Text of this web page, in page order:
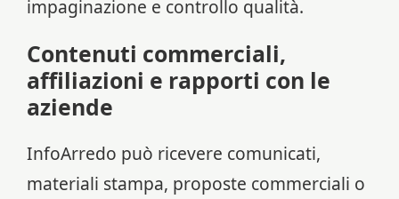
impaginazione e controllo qualità.
Contenuti commerciali,
affiliazioni e rapporti con le
aziende
InfoArredo può ricevere comunicati,
materiali stampa, proposte commerciali o